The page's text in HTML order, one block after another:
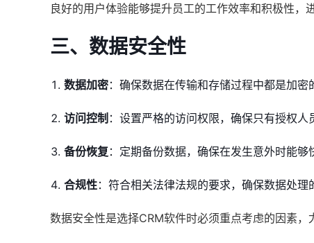
良好的用户体验能够提升员工的工作效率和积极性，
三、数据安全性
数据加密：确保数据在传输和存储过程中都是加密
访问控制 ：设置严格的访问权限，确保只有授权人
备份恢复 ：定期备份数据，确保在发生意外时能够
合规性：符合相关法律法规的要求，确保数据处理
数据安全性是选择CRM软件时必须重点考虑的因素，